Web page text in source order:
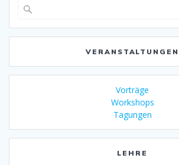
VERANSTALTUNGEN
Vorträge
Workshops
Tagungen
LEHRE